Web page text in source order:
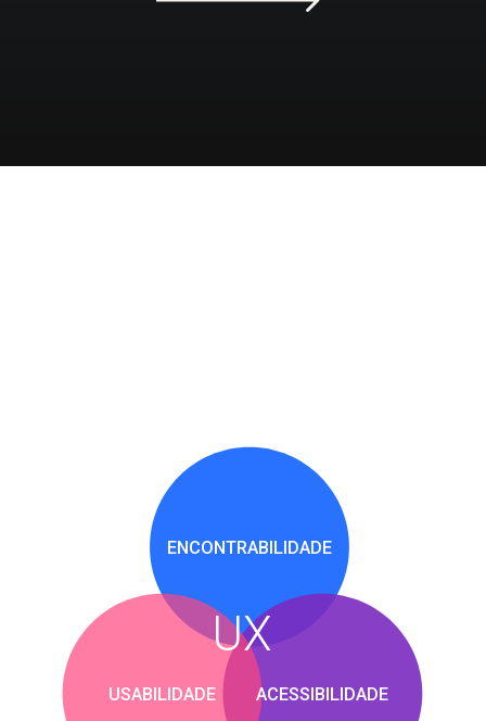
ENCONTRABILIDADE
ACESSIBILIDADE
USABILIDADE
UX